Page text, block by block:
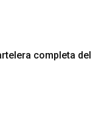
completa del